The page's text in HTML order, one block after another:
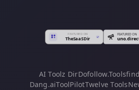
Dofollow.Tools
AI Toolz Dir
Twelve Tools
ToolPilot
Dang.ai